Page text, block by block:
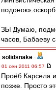
подонок»
ЗЫ Думаю,
часов, Бабаеву
solidsnake -
01 сен 2011 06:57
Проёб Карсела
позже. Просто